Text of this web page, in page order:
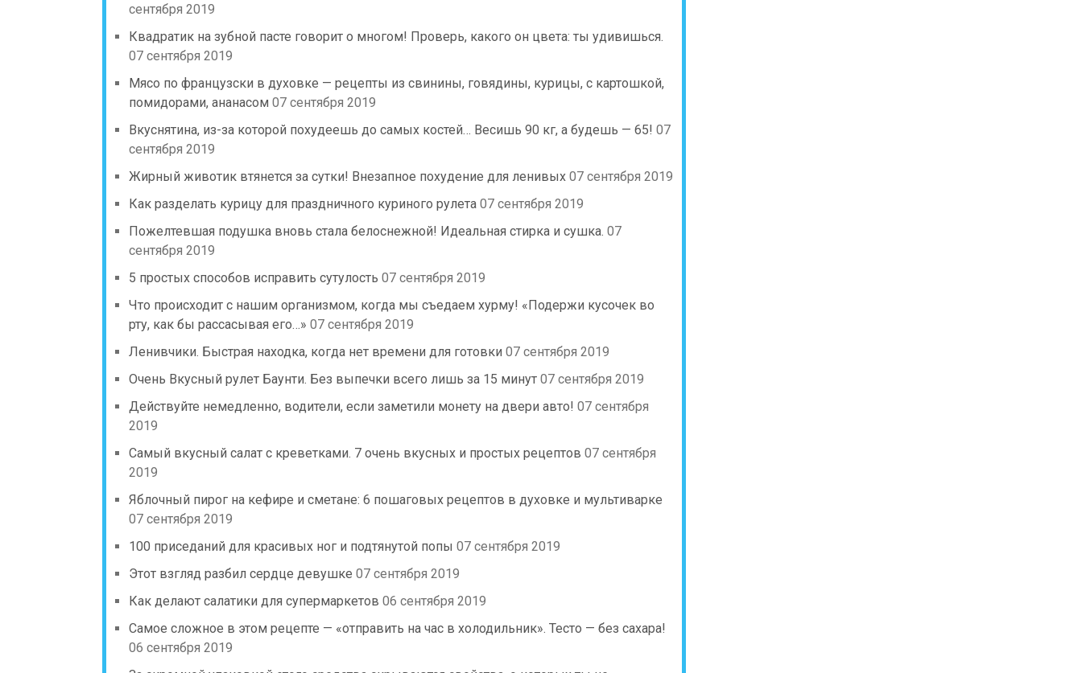
сентября 2019
Квадратик на зубной пасте говорит о многом! Проверь, какого он цвета: ты удивишься.
07 сентября 2019
Мясо по французски в духовке — рецепты из свинины, говядины, курицы, с картошкой,
помидорами, ананасом 07 сентября 2019
Вкуснятина, из-за которой похудеешь до самых костей… Весишь 90 кг, а будешь — 65! 07
сентября 2019
Жирный животик втянется за сутки! Внезапное похудение для ленивых 07 сентября 2019
Как разделать курицу для праздничного куриного рулета 07 сентября 2019
Пожелтевшая подушка вновь стала белоснежной! Идеальная стирка и сушка. 07
сентября 2019
5 простых способов исправить сутулость 07 сентября 2019
Что происходит с нашим организмом, когда мы съедаем хурму! «Подержи кусочек во
рту, как бы рассасывая его…» 07 сентября 2019
Ленивчики. Быстрая находка, когда нет времени для готовки 07 сентября 2019
Очень Вкусный рулет Баунти. Без выпечки всего лишь за 15 минут 07 сентября 2019
Действуйте немедленно, водители, если заметили монету на двери авто! 07 сентября
2019
Самый вкусный салат с креветками. 7 очень вкусных и простых рецептов 07 сентября
2019
Яблочный пирог на кефире и сметане: 6 пошаговых рецептов в духовке и мультиварке
07 сентября 2019
100 приседаний для красивых ног и подтянутой попы 07 сентября 2019
Этот взгляд разбил сердце девушке 07 сентября 2019
Как делают салатики для супермаркетов 06 сентября 2019
Самое сложное в этом рецепте — «отправить на час в холодильник». Тесто — без сахара!
06 сентября 2019